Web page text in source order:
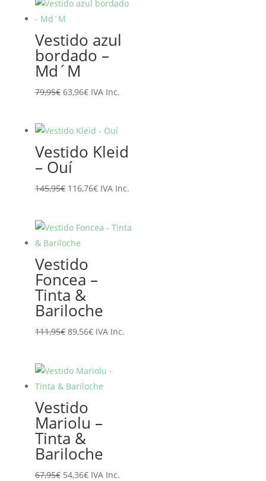
era:
es:
Vestido azul
bordado –
Md´M
79,95€ El
era:
79,95€.
63,96€El
es:
63,96€.
IVA Inc.
Vestido Kleid
– Ouí
145,95€ El
era:
145,95€.
116,76€El
es:
IVA Inc.
Vestido
Foncea –
Tinta &
Bariloche
111,95€ El
era:
111,95€.
89,56€El
es:
89,56€.
IVA Inc.
Vestido
Mariolu –
Tinta &
Bariloche
67,95€ El
54,36€ElIVA Inc.